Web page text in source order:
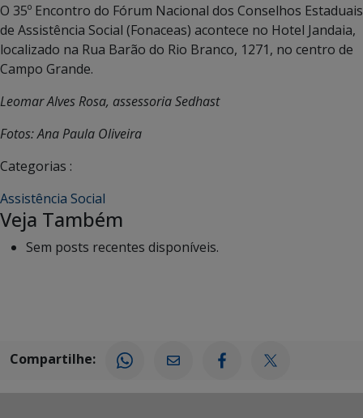
O 35º Encontro do Fórum Nacional dos Conselhos Estaduais
de Assistência Social (Fonaceas) acontece no Hotel Jandaia,
localizado na Rua Barão do Rio Branco, 1271, no centro de
Campo Grande.
Leomar Alves Rosa, assessoria Sedhast
Fotos: Ana Paula Oliveira
Categorias :
Assistência Social
Veja Também
Sem posts recentes disponíveis.
Compartilhe: